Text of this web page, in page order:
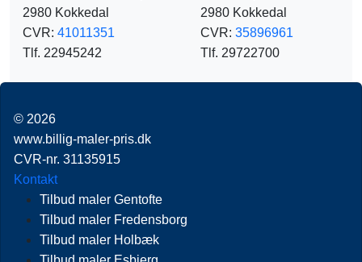
2980 Kokkedal
CVR: 41011351
Tlf. 22945242
2980 Kokkedal
CVR: 35896961
Tlf. 29722700
© 2026
www.billig-maler-pris.dk
CVR-nr. 31135915
Kontakt
Tilbud maler Gentofte
Tilbud maler Fredensborg
Tilbud maler Holbæk